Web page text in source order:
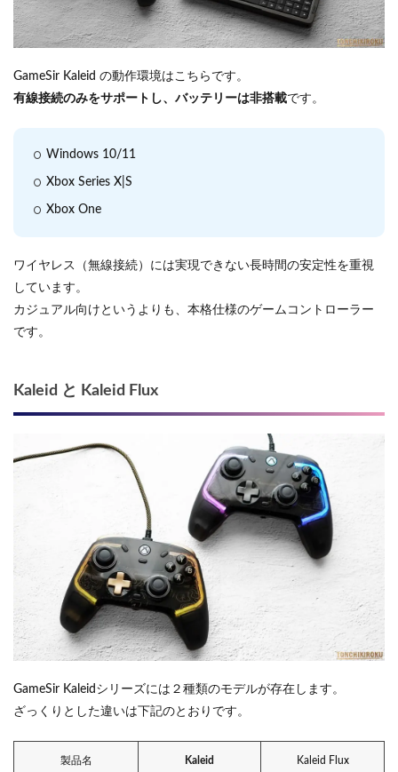
GameSir Kaleid の動作環境はこちらです。
有線接続のみをサポートし、バッテリーは非搭載です。
Windows 10/11
Xbox Series X|S
Xbox One
ワイヤレス（無線接続）には実現できない長時間の安定性を重視
しています。
カジュアル向けというよりも、本格仕様のゲームコントローラー
です。
Kaleid と Kaleid Flux
GameSir Kaleidシリーズには２種類のモデルが存在します。
ざっくりとした違いは下記のとおりです。
製品名 Kaleid Kaleid Flux